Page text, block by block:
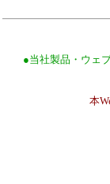
●当社製品・ウェ
本